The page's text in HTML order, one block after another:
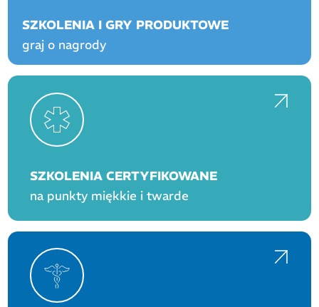
SZKOLENIA I GRY PRODUKTOWE
graj o nagrody
SZKOLENIA CERTYFIKOWANE
na punkty miękkie i twarde